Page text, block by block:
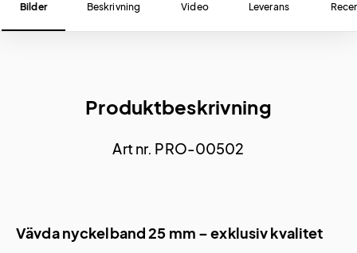
Bilder Beskrivning Video Leverans
Produktbeskrivning
Art nr. PRO-00502
Vävda nyckelband 25 mm – exklusiv kvalitet